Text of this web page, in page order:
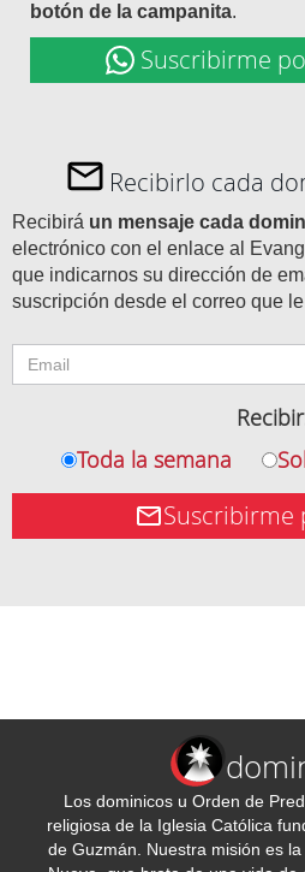
botón de la campanita.
Suscribirme
Recibirlo cada
Recibirá un mensaje cada
electrónico con el enlace al
que indicarnos su dirección de
suscripción desde el correo que
Toda la semana
Suscribirme
Los dominicos u Orden de
religiosa de la Iglesia Católica
de Guzmán. Nuestra misión es